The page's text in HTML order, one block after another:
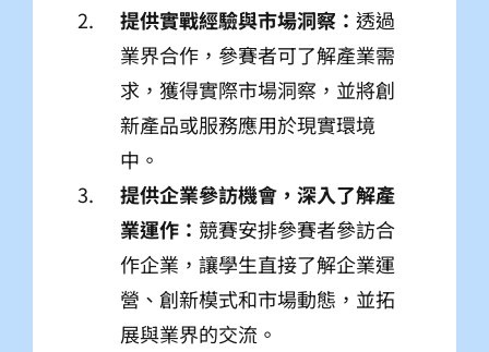
提供實戰經驗與市場洞察： 透過
業界合作，參賽者可了解產業需
求，獲得實際市場洞察，並將創
新產品或服務應用於現實環境
中。
提供企業參訪機會，深入了解產
業運作： 競賽安排參賽者參訪合
作企業，讓學生直接了解企業運
營、創新模式和市場動態，並拓
展與業界的交流。